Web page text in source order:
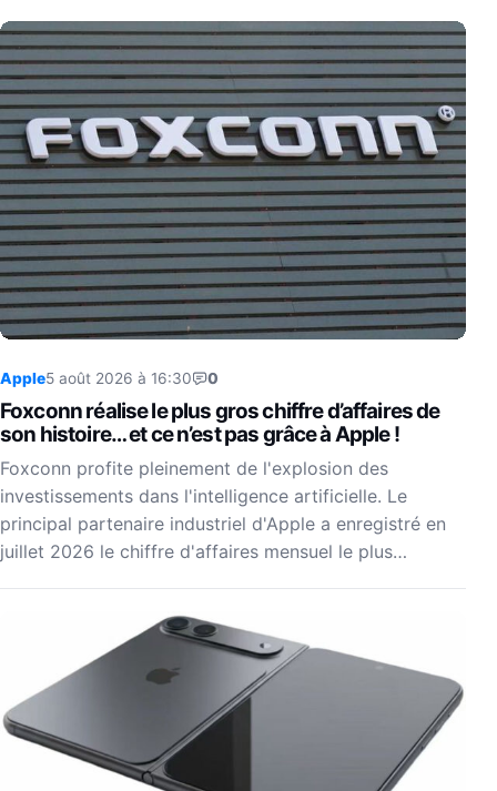
Apple5 août 2026 à 16:30 0
Foxconn réalise le plus gros chiffre d’affaires de
son histoire… et ce n’est pas grâce à Apple !
Foxconn profite pleinement de l'explosion des
investissements dans l'intelligence artificielle. Le
principal partenaire industriel d'Apple a enregistré en
juillet 2026 le chiffre d'affaires mensuel le plus…